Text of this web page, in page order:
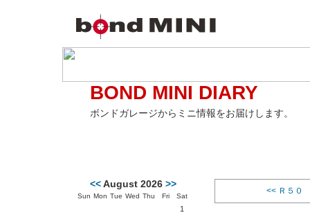
BOND MINI DIARY
ボンドガレージからミニ情報をお届けします。
<<August 2026 >>
Sun Mon Tue Wed Thu Fri Sat
1
<< Ｒ５０